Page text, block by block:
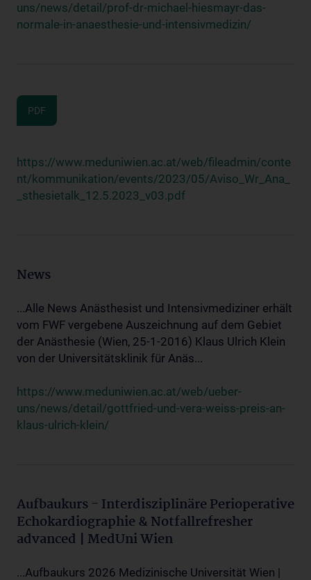
uns/news/detail/prof-dr-michael-hiesmayr-das-
normale-in-anaesthesie-und-intensivmedizin/
PDF
https://www.meduniwien.ac.at/web/fileadmin/conte
nt/kommunikation/events/2023/05/Aviso_Wr_Ana_
_sthesietalk_12.5.2023_v03.pdf
News
...Alle News Anästhesist und Intensivmediziner erhält
vom FWF vergebene Auszeichnung auf dem Gebiet
der Anästhesie (Wien, 25-1-2016) Klaus Ulrich Klein
von der Universitätsklinik für Anäs...
https://www.meduniwien.ac.at/web/ueber-
uns/news/detail/gottfried-und-vera-weiss-preis-an-
klaus-ulrich-klein/
Aufbaukurs - Interdisziplinäre Perioperative
Echokardiographie & Notfallrefresher
advanced | MedUni Wien
...Aufbaukurs 2026 Medizinische Universität Wien |